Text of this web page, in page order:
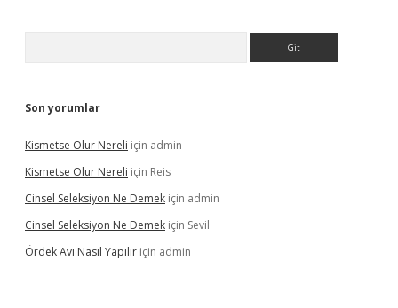
Son yorumlar
Kismetse Olur Nereli için admin
Kismetse Olur Nereli için Reis
Cinsel Seleksiyon Ne Demek için admin
Cinsel Seleksiyon Ne Demek için Sevil
Ördek Avı Nasıl Yapılır için admin